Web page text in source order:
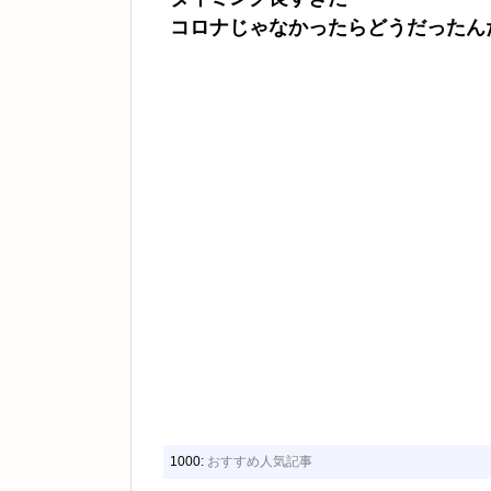
コロナじゃなかったらどうだったん
1000: おすすめ人気記事